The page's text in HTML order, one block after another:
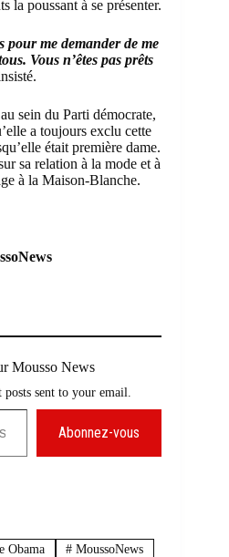
la poussant à se présenter.
pour me demander de me
Vous n’êtes pas prêts
sein du Parti démocrate,
a toujours exclu cette
était première dame.
sa relation à la mode et à
à la Maison-Blanche.
Mousso News
sent to your email.
Abonnez-vous
Obama # MoussoNews